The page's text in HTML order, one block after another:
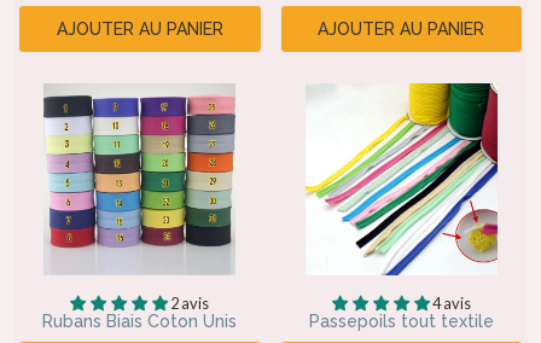
AJOUTER AU PANIER AJOUTER AU PANIER
2 avis
Rubans Biais Coton Unis
4 avis
Passepoils tout textile